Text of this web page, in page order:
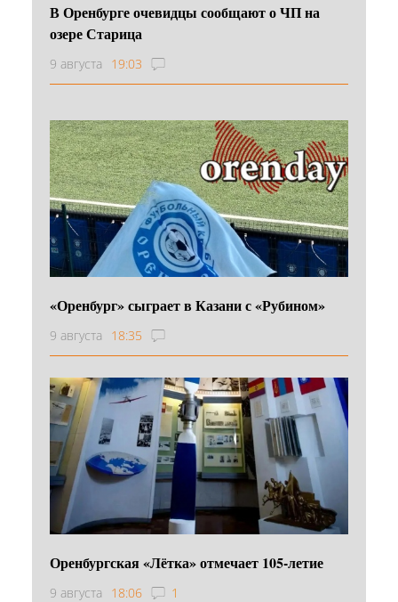
В Оренбурге очевидцы сообщают о ЧП на
озере Старица
9 августа 19:03
«Оренбург» сыграет в Казани с «Рубином»
9 августа 18:35
Оренбургская «Лётка» отмечает 105-летие
9 августа 18:06 1